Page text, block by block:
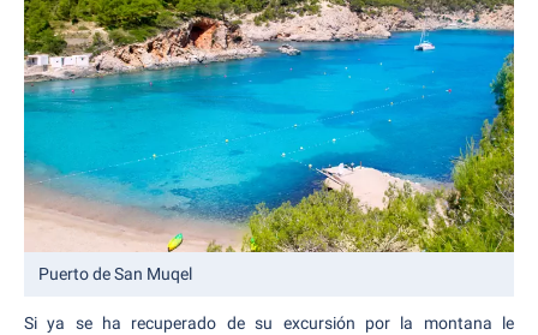
Puerto de San Muqel
Si ya se ha recuperado de su excursión por la montana le